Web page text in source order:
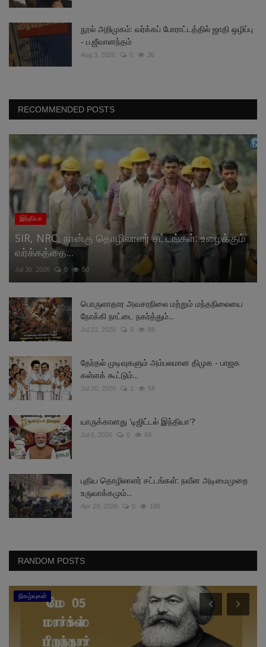
நூல் அறிமுகம்: வர்க்கப் போராட்டத்தில் ஜாதி ஒழிப்பு
- ப.ஜீவானந்தம்
Aug 3, 2026 0 36
RECOMMENDED POSTS
இந்தியா
SIR, NRC, நான்கு தொழிலாளர் சட்டங்கள்: உழைக்கும்
வர்க்கத்தை...
Jul 30, 2026 0 50
பொருளாதார அவசரநிலை மற்றும் மந்தநிலையை
நோக்கி நாட்டை நகர்த்தும்...
Jul 21, 2026 0 88
தேர்தல் முடிவுகளும் அம்பலமான திமுக - பாஜக
கள்ளக் கூட்டும்...
Jul 20, 2026 1 58
யாருக்கானது 'டிஜிட்டல் இந்தியா'?
Jul 6, 2026 0 68
புதிய தொழிலாளர் சட்டங்கள்: நவீன அடிமைமுறை
உருவாக்கமும்...
Apr 29, 2026 0 186
RANDOM POSTS
நிகழ்வுகள்